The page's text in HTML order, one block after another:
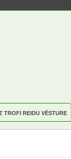
TROFI REIDU VĒSTURE